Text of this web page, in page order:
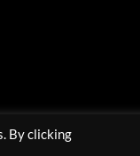
By clicking